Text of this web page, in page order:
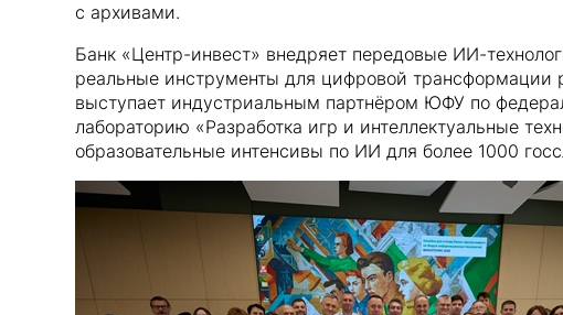
с архивами.
Банк «Центр-инвест» внедряет передовые ИИ-
реальные инструменты для цифровой трансформации
выступает индустриальным партнёром ЮФУ по
лабораторию «Разработка игр и интеллектуальные
образовательные интенсивы по ИИ для более 1000